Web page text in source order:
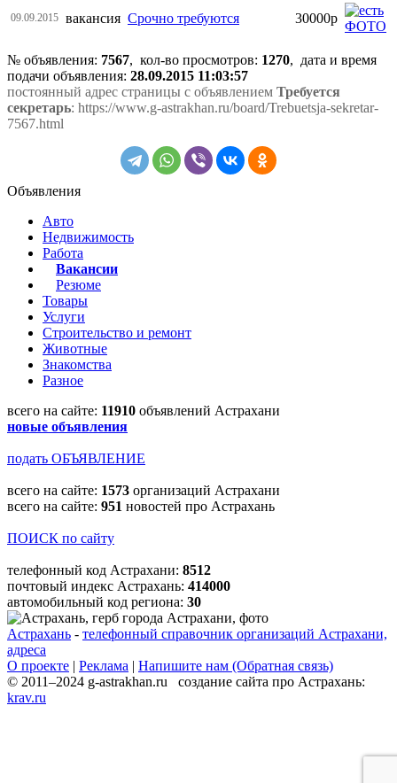
09.09.2015 вакансия Срочно требуются 30000р
№ объявления: 7567, кол-во просмотров: 1270, дата и время
подачи объявления: 28.09.2015 11:03:57
постоянный адрес страницы с объявлением Требуется
секретарь: https://www.g-astrakhan.ru/board/Trebuetsja-sekretar-
7567.html
Объявления
Авто
Недвижимость
Работа
Вакансии
Резюме
Товары
Услуги
Строительство и ремонт
Животные
Знакомства
Разное
всего на сайте: 11910 объявлений Астрахани
новые объявления
подать ОБЪЯВЛЕНИЕ
всего на сайте: 1573 организаций Астрахани
всего на сайте: 951 новостей про Астрахань
ПОИСК по сайту
телефонный код Астрахани: 8512
почтовый индекс Астрахань: 414000
автомобильный код региона: 30
Астрахань - телефонный справочник организаций Астрахани,
адреса
О проекте | Реклама | Напишите нам (Обратная связь)
© 2011–2024 g-astrakhan.ru создание сайта про Астрахань:
krav.ru